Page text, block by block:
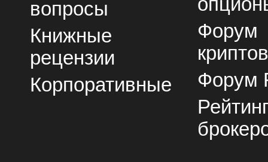
вопросы
Книжные
рецензии
Корпоративные
Форум
Форум